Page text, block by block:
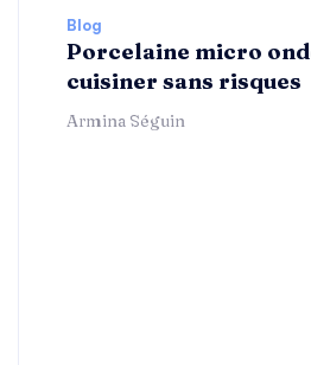
Blog
Porcelaine micro
cuisiner sans risques
Armina Séguin